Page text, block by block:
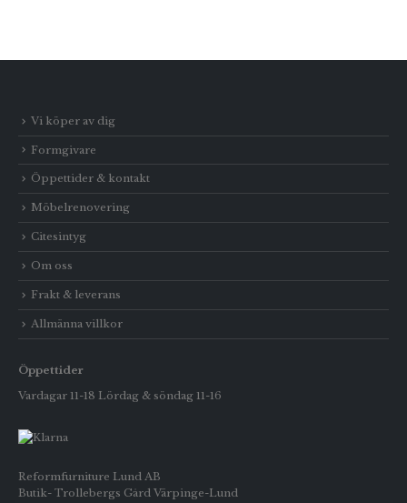
Vi köper av dig
Formgivare
Öppettider & kontakt
Möbelrenovering
Citesintyg
Om oss
Frakt & leverans
Allmänna villkor
Öppettider
Vardagar 11-18 Lördag & söndag 11-16
Reformfurniture Lund AB
Butik- Trollebergs Gård Värpinge-Lund